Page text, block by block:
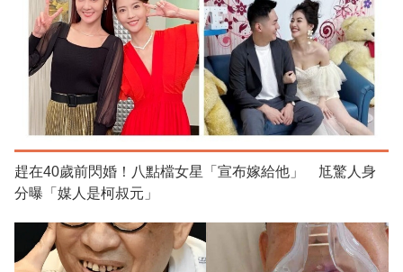
趕在40歲前閃婚！八點檔女星「宣布嫁給他」 尪驚人身
分曝「媒人是柯叔元」